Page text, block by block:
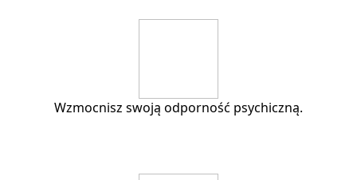
Wzmocnisz swoją odporność psychiczną.